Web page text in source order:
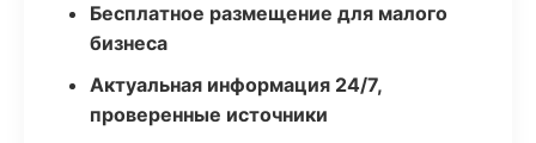
Бесплатное размещение для малого
бизнеса
Актуальная информация 24/7,
проверенные источники